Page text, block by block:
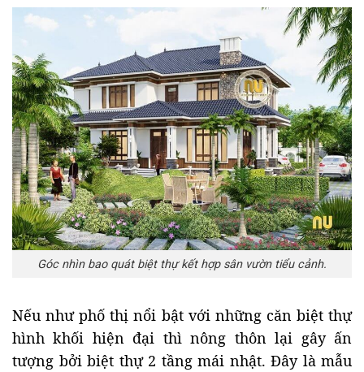
Góc nhìn bao quát biệt thự kết hợp sân vườn tiểu cảnh.
Nếu như phố thị nổi bật với những căn biệt thự
hình khối hiện đại thì nông thôn lại gây ấn
tượng bởi biệt thự 2 tầng mái nhật. Đây là mẫu